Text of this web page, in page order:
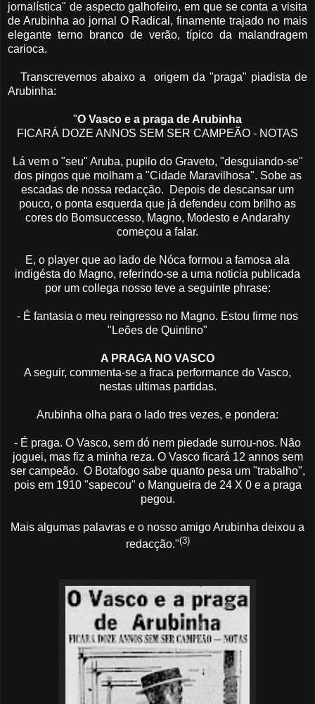
jornalística" de aspecto galhofeiro, em que se conta a visita
de Arubinha ao jornal O Radical, finamente trajado no mais
elegante terno branco de verão, típico da malandragem
carioca.
Transcrevemos abaixo a origem da "praga" piadista de
Arubinha:
"O Vasco e a praga de Arubinha
FICARÁ DOZE ANNOS SEM SER CAMPEÃO - NOTAS
Lá vem o "seu" Aruba, pupilo do Graveto, "desguiando-se"
dos pingos que molham a "Cidade Maravilhosa". Sobe as
escadas de nossa redacção. Depois de descansar um
pouco, o ponta esquerda que já defendeu com brilho as
cores do Bomsuccesso, Magno, Modesto e Andarahy
começou a falar.
E, o player que ao lado de Nóca formou a famosa ala
indigésta do Magno, referindo-se a uma noticia publicada
por um collega nosso teve a seguinte phrase:
- É fantasia o meu reingresso no Magno. Estou firme nos
"Leões de Quintino"
A PRAGA NO VASCO
A seguir, commenta-se a fraca performance do Vasco,
nestas ultimas partidas.
Arubinha olha para o lado tres vezes, e pondera:
- É praga. O Vasco, sem dó nem piedade surrou-nos. Não
joguei, mas fiz a minha reza. O Vasco ficará 12 annos sem
ser campeão. O Botafogo sabe quanto pesa um "trabalho",
pois em 1910 "sapecou" o Mangueira de 24 X 0 e a praga
pegou.
Mais algumas palavras e o nosso amigo Arubinha deixou a
redacção."(3)